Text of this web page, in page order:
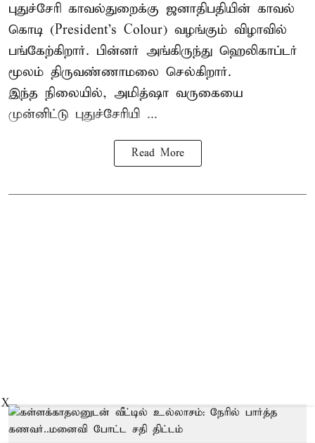
புதுச்சேரி காவல்துறைக்கு ஜனாதிபதியின் காவல்
கொடி (President's Colour) வழங்கும் விழாவில்
பங்கேற்கிறார். பின்னர் அங்கிருந்து ஹெலிகாப்டர்
மூலம் திருவண்ணாமலை செல்கிறார்.
இந்த நிலையில், அமித்ஷா வருகையை
முன்னிட்டு புதுச்சேரியி ...
Read More
X